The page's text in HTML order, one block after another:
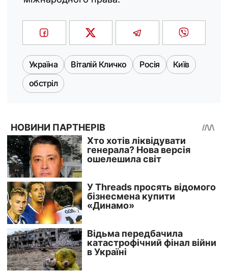
Україна Віталій Кличко Росія
Київ
обстріл